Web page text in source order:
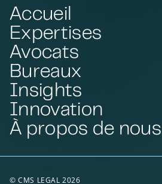
Accueil
Expertises
Avocats
Bureaux
Insights
Innovation
À propos de nous
© CMS LEGAL 2026